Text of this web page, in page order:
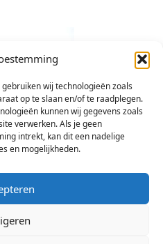
wij technologieën zoals
op te slaan en/of te raadplegen.
kunnen wij gegevens zoals
verwerken. Als je geen
intrekt, kan dit een nadelige
en mogelijkheden.